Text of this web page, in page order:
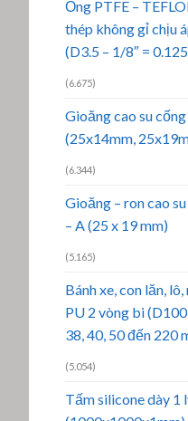
Ống PTFE –
thép không gỉ chịu
(D3.5 – 1/8″ =
(6.675)
Gioăng cao su
(25x14mm,
(6.344)
Gioăng – ron cao
– A (25 x 19 mm)
(5.165)
Bánh xe, con lăn,
PU 2 vòng bi
38, 40, 50 đến 220
(5.054)
Tấm silicone dày 1